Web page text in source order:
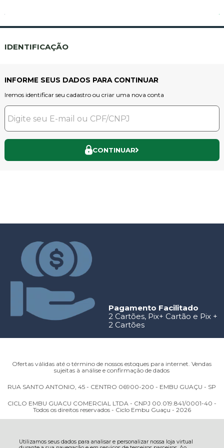
Utilizamos seus dados para analisar e personalizar nossa loja virtual
IDENTIFICAÇÃO
INFORME SEUS DADOS PARA CONTINUAR
Iremos identificar seu cadastro ou criar uma nova conta
CONTINUAR
Pagamento Facilitado
2 Cartões, Pix+ Cartão e Pix +
2 Cartões
Ofertas válidas até o término de nossos estoques para internet. Vendas
sujeitas à análise e confirmação de dados
RUA SANTO ANTONIO, 45 - CENTRO 06900-200 - EMBU GUAÇU - SP
CICLO EMBU GUACU COMERCIAL LTDA - CNPJ 00.019.841/0001-40 -
Todos os direitos reservados - Ciclo Embu Guaçu - 2026